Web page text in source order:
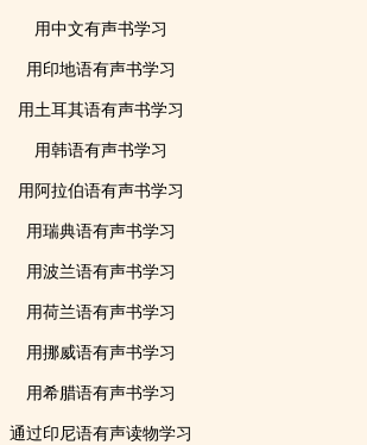
用中文有声书学习
用印地语有声书学习
用土耳其语有声书学习
用韩语有声书学习
用阿拉伯语有声书学习
用瑞典语有声书学习
用波兰语有声书学习
用荷兰语有声书学习
用挪威语有声书学习
用希腊语有声书学习
通过印尼语有声读物学习